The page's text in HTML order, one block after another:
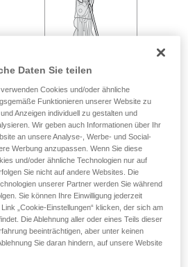
Daten Sie teilen
Cookies und/oder ähnliche
Funktionieren unserer Website zu
Anzeigen individuell zu gestalten und
Wir geben auch Informationen über Ihr
an unsere Analyse-, Werbe- und Social-
Werbung anzupassen. Wenn Sie diese
und/oder ähnliche Technologien nur auf
Sie nicht auf andere Websites. Die
unserer Partner werden Sie während
Sie können Ihre Einwilligung jederzeit
„Cookie-Einstellungen“ klicken, der sich am
Die Ablehnung aller oder eines Teils dieser
beeinträchtigen, aber unter keinen
Sie daran hindern, auf unsere Website